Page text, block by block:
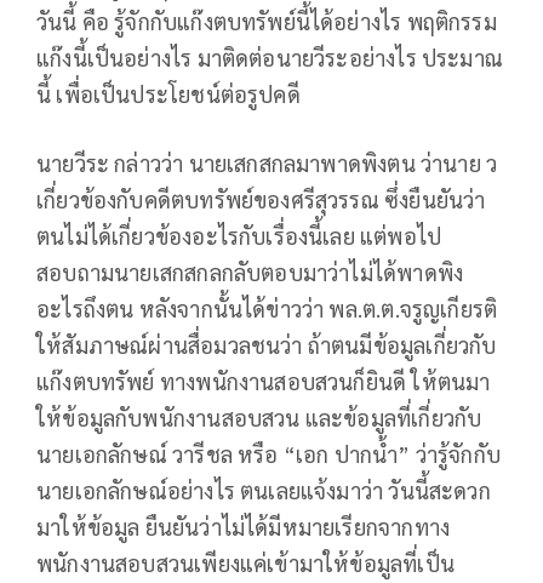
วันนี้ คือ รู้จักกับแก๊งตบทรัพย์นี้ได้อย่างไร พฤติกรรม
แก๊งนี้เป็นอย่างไร มาติดต่อนายวีระอย่างไร ประมาณ
นี้ เพื่อเป็นประโยชน์ต่อรูปคดี
นายวีระ กล่าวว่า นายเสกสกลมาพาดพิงตน ว่านาย ว
เกี่ยวข้องกับคดีตบทรัพย์ของศรีสุวรรณ ซึ่งยืนยันว่า
ตนไม่ได้เกี่ยวข้องอะไรกับเรื่องนี้เลย แต่พอไป
สอบถามนายเสกสกลกลับตอบมาว่าไม่ได้พาดพิง
อะไรถึงตน หลังจากนั้นได้ข่าวว่า พล.ต.ต.จรูญเกียรติ
ให้สัมภาษณ์ผ่านสื่อมวลชนว่า ถ้าตนมีข้อมูลเกี่ยวกับ
แก๊งตบทรัพย์ ทางพนักงานสอบสวนก็ยินดี ให้ตนมา
ให้ข้อมูลกับพนักงานสอบสวน และข้อมูลที่เกี่ยวกับ
นายเอกลักษณ์ วารีชล หรือ “เอก ปากน้ำ” ว่ารู้จักกับ
นายเอกลักษณ์อย่างไร ตนเลยแจ้งมาว่า วันนี้สะดวก
มาให้ข้อมูล ยืนยันว่าไม่ได้มีหมายเรียกจากทาง
พนักงานสอบสวนเพียงแค่เข้ามาให้ข้อมูลที่เป็น